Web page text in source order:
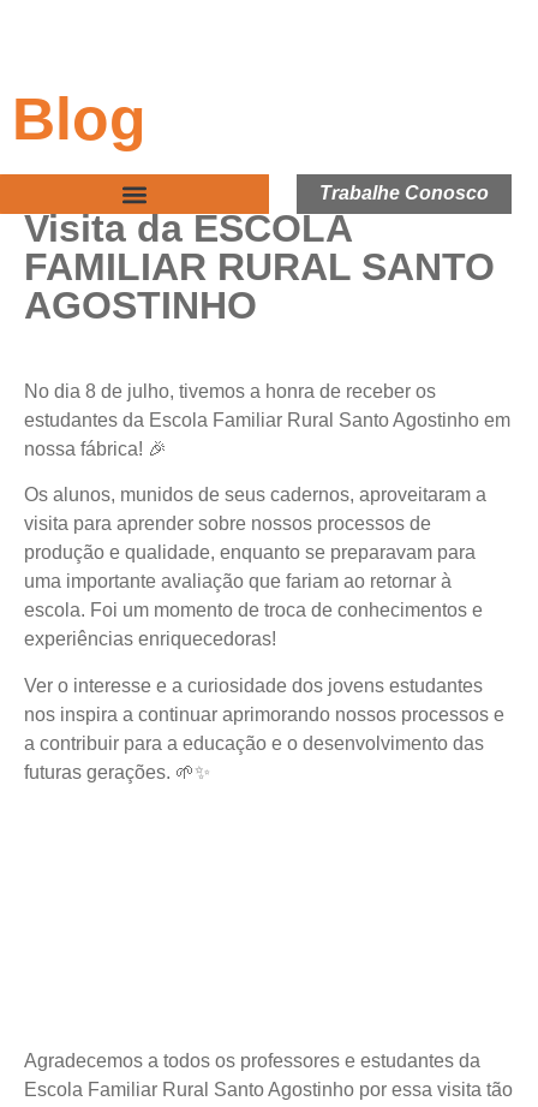
Trabalhe Conosco
Blog
Visita da ESCOLA
FAMILIAR RURAL SANTO
AGOSTINHO
No dia 8 de julho, tivemos a honra de receber os
estudantes da Escola Familiar Rural Santo Agostinho em
nossa fábrica! 🎉
Os alunos, munidos de seus cadernos, aproveitaram a
visita para aprender sobre nossos processos de
produção e qualidade, enquanto se preparavam para
uma importante avaliação que fariam ao retornar à
escola. Foi um momento de troca de conhecimentos e
experiências enriquecedoras!
Ver o interesse e a curiosidade dos jovens estudantes
nos inspira a continuar aprimorando nossos processos e
a contribuir para a educação e o desenvolvimento das
futuras gerações. 🌱✨
Agradecemos a todos os professores e estudantes da
Escola Familiar Rural Santo Agostinho por essa visita tão